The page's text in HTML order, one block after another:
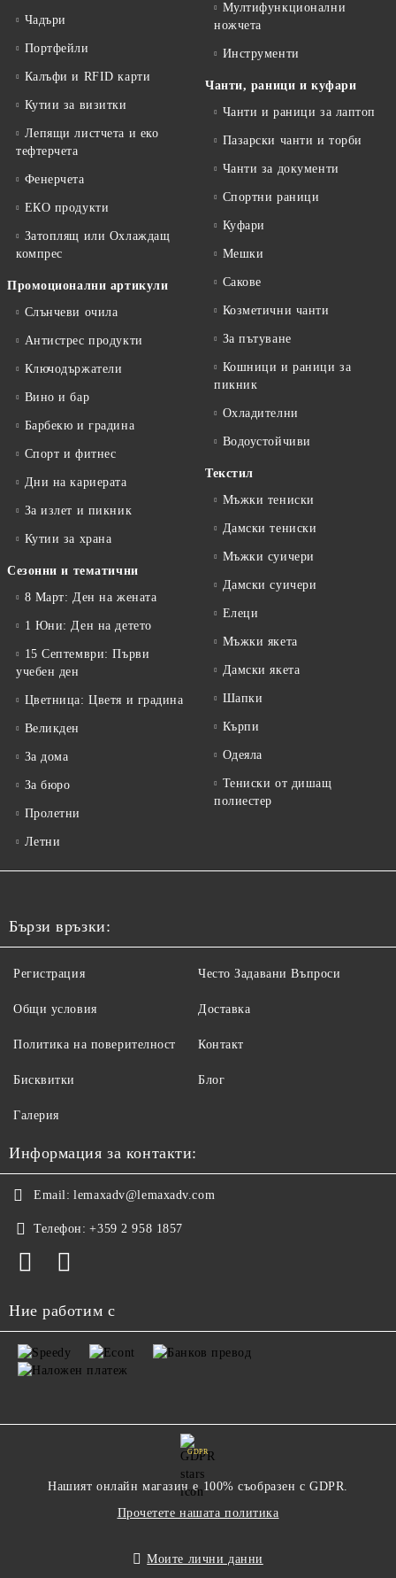
Чадъри
Портфейли
Калъфи и RFID карти
Кутии за визитки
Лепящи листчета и еко
тефтeрчета
Фенерчета
ЕКО продукти
Затоплящ или Охлаждащ
компрес
Промоционални артикули
Слънчеви очила
Антистрес продукти
Ключодържатели
Вино и бар
Барбекю и градина
Спорт и фитнес
Дни на кариерата
За излет и пикник
Кутии за храна
Сезонни и тематични
8 Март: Ден на жената
1 Юни: Ден на детето
15 Септември: Първи
учебен ден
Цветница: Цветя и градина
Великден
За дома
За бюро
Пролетни
Летни
Мултифункционални
ножчета
Инструменти
Чанти, раници и куфари
Чанти и раници за лаптоп
Пазарски чанти и торби
Чанти за документи
Спортни раници
Куфари
Мешки
Сакове
Козметични чанти
За пътуване
Кошници и раници за
пикник
Охладителни
Водоустойчиви
Текстил
Мъжки тениски
Дамски тениски
Мъжки суичери
Дамски суичери
Елеци
Мъжки якета
Дамски якета
Шапки
Кърпи
Одеяла
Тениски от дишащ
полиестер
Бързи връзки:
Регистрация
Общи условия
Политика на поверителност
Бисквитки
Често Задавани Въпроси
Доставка
Контакт
Блог
Галерия
Информация за контакти:
Email: lemaxadv@lemaxadv.com
Телефон: +359 2 958 1857
Ние работим с
GDPR
Нашият онлайн магазин е 100% съобразен с GDPR.
Прочетете нашата политика
Моите лични данни